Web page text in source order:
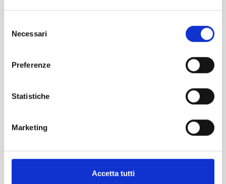
delNecessari
Preferenze
Statistiche
Marketing
Accetta tutti
Imprese e Professionisti
News
Reclami
CALENDARIO 2026